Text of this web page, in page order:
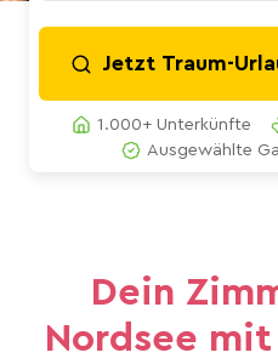
Jetzt Traum-
1.000+ Unterkünfte
Ausgewählte
Dein
Nordsee mit